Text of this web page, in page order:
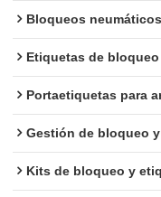
Bloqueos
Etiquetas de
Portaetiquetas para
Gestión de bloqueo
Kits de bloqueo y